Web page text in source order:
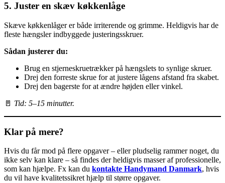
5. Juster en skæv køkkenlåge
Skæve køkkenlåger er både irriterende og grimme. Heldigvis har de
fleste hængsler indbyggede justeringsskruer.
Sådan justerer du:
Brug en stjerneskruetrækker på hængslets to synlige skruer.
Drej den forreste skrue for at justere lågens afstand fra skabet.
Drej den bagerste for at ændre højden eller vinkel.
🚪 Tid: 5–15 minutter.
Klar på mere?
Hvis du får mod på flere opgaver – eller pludselig rammer noget, du
ikke selv kan klare – så findes der heldigvis masser af professionelle,
som kan hjælpe. Fx kan du kontakte Handymand Danmark, hvis
du vil have kvalitetssikret hjælp til større opgaver.